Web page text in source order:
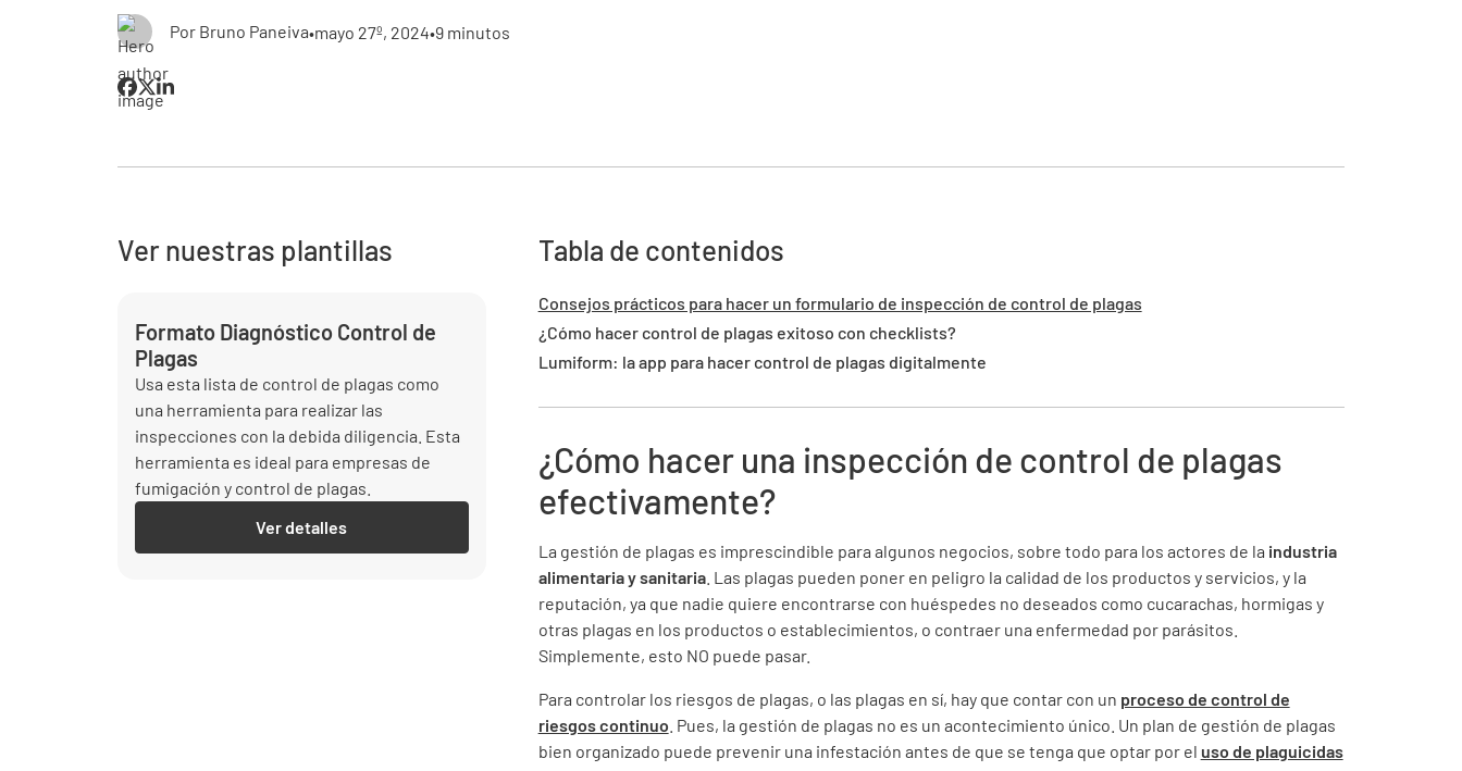
Por Bruno Paneiva•mayo 27º, 2024•9 minutos
Ver nuestras plantillas
Formato Diagnóstico Control de
Plagas
Usa esta lista de control de plagas como
una herramienta para realizar las
inspecciones con la debida diligencia. Esta
herramienta es ideal para empresas de
fumigación y control de plagas.
Ver detalles
Tabla de contenidos
Consejos prácticos para hacer un formulario de inspección de control de plagas
¿Cómo hacer control de plagas exitoso con checklists?
Lumiform: la app para hacer control de plagas digitalmente
¿Cómo hacer una inspección de control de plagas
efectivamente?
La gestión de plagas es imprescindible para algunos negocios, sobre todo para los actores de la industria
alimentaria y sanitaria. Las plagas pueden poner en peligro la calidad de los productos y servicios, y la
reputación, ya que nadie quiere encontrarse con huéspedes no deseados como cucarachas, hormigas y
otras plagas en los productos o establecimientos, o contraer una enfermedad por parásitos.
Simplemente, esto NO puede pasar.
Para controlar los riesgos de plagas, o las plagas en sí, hay que contar con un proceso de control de
riesgos continuo . Pues, la gestión de plagas no es un acontecimiento único. Un plan de gestión de plagas
bien organizado puede prevenir una infestación antes de que se tenga que optar por el uso de plaguicidas